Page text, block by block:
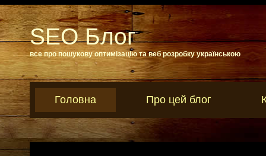
SEO Блог
все про пошукову оптимізацію та веб розробку українською
Головна Про цей блог